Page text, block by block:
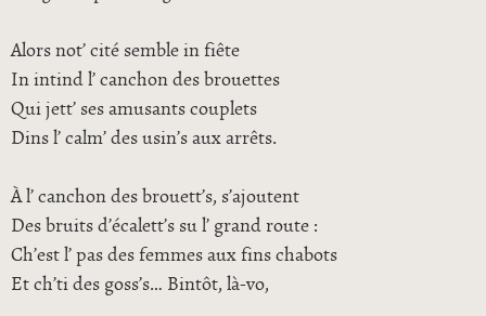
Alors not’ cité semble in fiête
In intind l’ canchon des brouettes
Qui jett’ ses amusants couplets
Dins l’ calm’ des usin’s aux arrêts.
À l’ canchon des brouett’s, s’ajoutent
Des bruits d’écalett’s su l’ grand route :
Ch’est l’ pas des femmes aux fins chabots
Et ch’ti des goss’s… Bintôt, là-vo,